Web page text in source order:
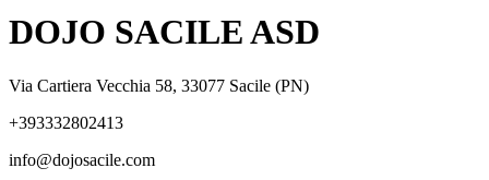
DOJO SACILE ASD
Via Cartiera Vecchia 58, 33077 Sacile (PN)
+393332802413
info@dojosacile.com